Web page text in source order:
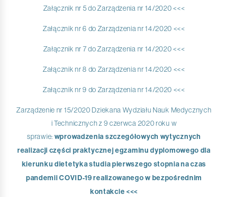
Załącznik nr 5 do Zarządzenia nr 14/2020 <<<
Załącznik nr 6 do Zarządzenia nr 14/2020 <<<
Załącznik nr 7 do Zarządzenia nr 14/2020 <<<
Załącznik nr 8 do Zarządzenia nr 14/2020 <<<
Załącznik nr 9 do Zarządzenia nr 14/2020 <<<
Zarządzenie nr 15/2020 Dziekana Wydziału Nauk Medycznych
i Technicznych z 9 czerwca 2020 roku w
sprawie: wprowadzenia szczegółowych wytycznych
realizacji części praktycznej egzaminu dyplomowego dla
kierunku dietetyka studia pierwszego stopnia na czas
pandemii COVID-19 realizowanego w bezpośrednim
kontakcie <<<